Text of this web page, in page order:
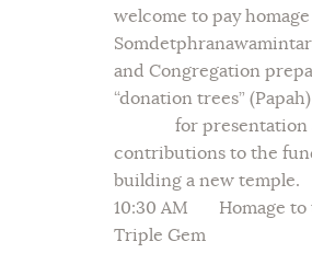
welcome to pay
and Congregation
“donation trees”
for presentation
contributions to the
building a new temple.
10:30 AM Homage to
Triple Gem